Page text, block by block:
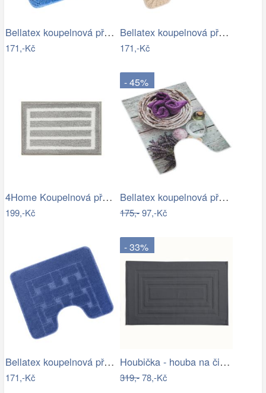
Bellatex koupelnová předložka BANY…
171,-Kč
Bellatex koupelnová předložka BANY…
171,-Kč
4Home Koupelnová předložka Grate, 40 x…
199,-Kč
- 45%
Bellatex koupelnová předložka 3D tisk…
175,-97,-Kč
Bellatex koupelnová předložka BANY…
171,-Kč
- 33%
Houbička - houba na čištění a mytí…
319,-78,-Kč